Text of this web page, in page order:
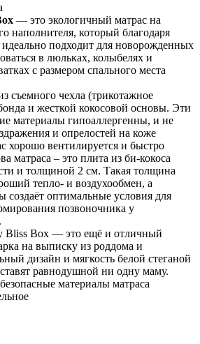
— это экологичный матрас на
наполнителя, который благодаря
идеально подходит для новорожденных
в люльках, колыбелях и
с размером спального места
съемного чехла (трикотажное
и жесткой кокосовой основы. Эти
материалы гипоаллергенны, и не
и опрелостей на коже
хорошо вентилируется и быстро
матраса – это плита из би-кокоса
и толщиной 2 см. Такая толщина
тепло- и воздухообмен, а
создаёт оптимальные условия для
позвоночника у
Bliss Box — это ещё и отличный
на выписку из роддома и
дизайн и мягкость белой стеганой
равнодушной ни одну маму.
материалы матраса